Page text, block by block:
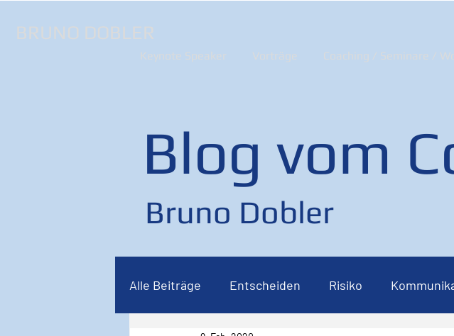
BRUNO DOBLER
Keynote Speaker Vorträge Coaching / Seminare /
Blog vom
Bruno Dobler
Alle Beiträge Entscheiden Risiko